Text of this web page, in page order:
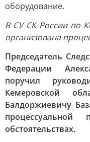
оборудование.
В СУ СК России по
организована
Председатель
Федерации
поручил
Кемеровской
Балдоржиевичу
процессуальной
обстоятельствах.